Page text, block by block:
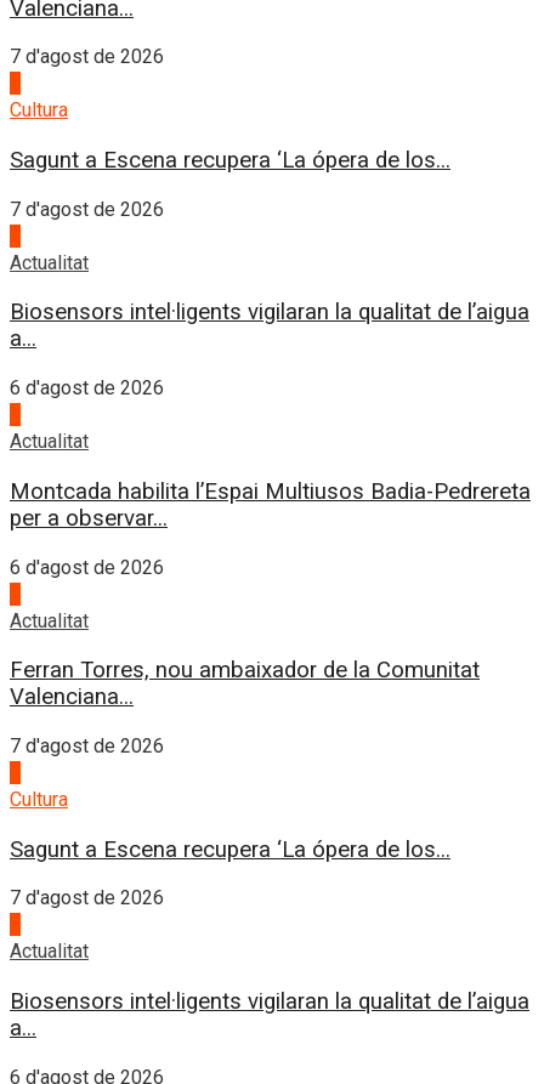
Valenciana...
7 d'agost de 2026
Cultura
Sagunt a Escena recupera ‘La ópera de los...
7 d'agost de 2026
Actualitat
Biosensors intel·ligents vigilaran la qualitat de l’aigua
a...
6 d'agost de 2026
Actualitat
Montcada habilita l’Espai Multiusos Badia-Pedrereta
per a observar...
6 d'agost de 2026
Actualitat
Ferran Torres, nou ambaixador de la Comunitat
Valenciana...
7 d'agost de 2026
Cultura
Sagunt a Escena recupera ‘La ópera de los...
7 d'agost de 2026
Actualitat
Biosensors intel·ligents vigilaran la qualitat de l’aigua
a...
6 d'agost de 2026